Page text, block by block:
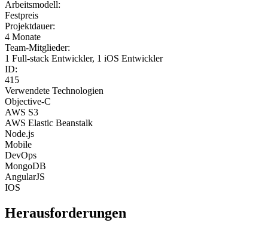
Arbeitsmodell:
Festpreis
Projektdauer:
4 Monate
Team-Mitglieder:
1 Full-stack Entwickler, 1 iOS Entwickler
ID:
415
Verwendete Technologien
Objective-C
AWS S3
AWS Elastic Beanstalk
Node.js
Mobile
DevOps
MongoDB
AngularJS
IOS
Herausforderungen